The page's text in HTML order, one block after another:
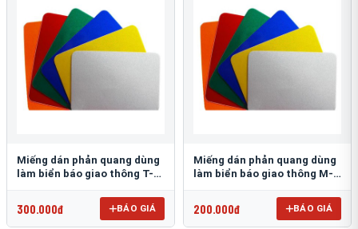
Miếng dán phản quang dùng
làm biển báo giao thông T-
300.000đ BÁO GIÁ
Miếng dán phản quang dùng
làm biển báo giao thông M-
200.000đ BÁO GIÁ